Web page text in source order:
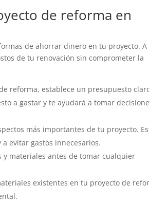
de reforma en
de ahorrar dinero en tu proyecto. A
de tu renovación sin comprometer la
reforma, establece un presupuesto
a gastar y te ayudará a tomar
más importantes de tu proyecto.
evitar gastos innecesarios.
y materiales antes de tomar cualquier
existentes en tu proyecto de